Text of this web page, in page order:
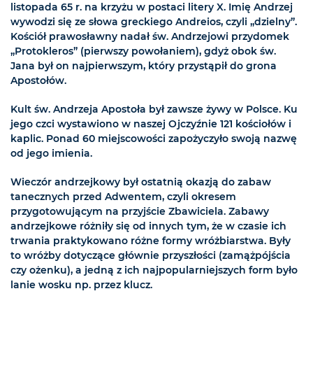
listopada 65 r. na krzyżu w postaci litery X. Imię Andrzej
wywodzi się ze słowa greckiego Andreios, czyli „dzielny”.
Kościół prawosławny nadał św. Andrzejowi przydomek
„Protokleros” (pierwszy powołaniem), gdyż obok św.
Jana był on najpierwszym, który przystąpił do grona
Apostołów.
Kult św. Andrzeja Apostoła był zawsze żywy w Polsce. Ku
jego czci wystawiono w naszej Ojczyźnie 121 kościołów i
kaplic. Ponad 60 miejscowości zapożyczyło swoją nazwę
od jego imienia.
Wieczór andrzejkowy był ostatnią okazją do zabaw
tanecznych przed Adwentem, czyli okresem
przygotowującym na przyjście Zbawiciela. Zabawy
andrzejkowe różniły się od innych tym, że w czasie ich
trwania praktykowano różne formy wróżbiarstwa. Były
to wróżby dotyczące głównie przyszłości (zamążpójścia
czy ożenku), a jedną z ich najpopularniejszych form było
lanie wosku np. przez klucz.